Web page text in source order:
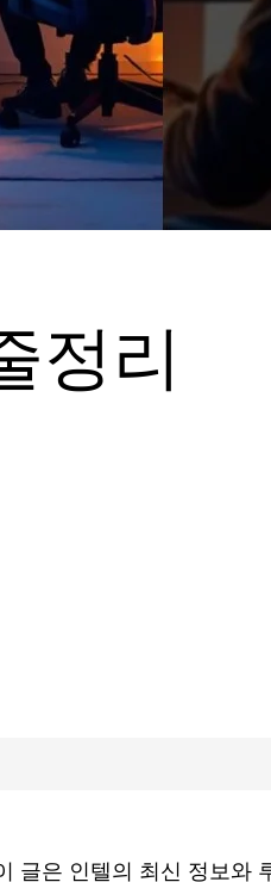
정리
은 인텔의 최신 정보와